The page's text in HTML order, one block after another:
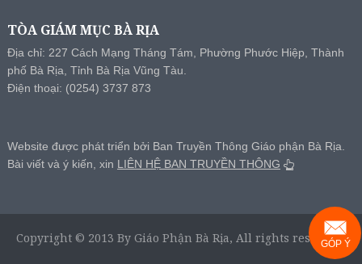
TÒA GIÁM MỤC BÀ RỊA
Địa chỉ: 227 Cách Mạng Tháng Tám, Phường Phước Hiệp, Thành
phố Bà Rịa, Tỉnh Bà Rịa Vũng Tàu.
Điện thoại: (0254) 3737 873
Website được phát triển bởi Ban Truyền Thông Giáo phận Bà Rịa.
Bài viết và ý kiến, xin LIÊN HỆ BAN TRUYỀN THÔNG
Copyright © 2013 By Giáo Phận Bà Rịa, All rights reserved.
GÓP Ý